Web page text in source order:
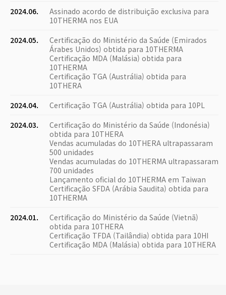
2024.06.
Assinado acordo de distribuição exclusiva para
10THERMA nos EUA
2024.05.
Certificação do Ministério da Saúde (Emirados
Árabes Unidos) obtida para 10THERMA
Certificação MDA (Malásia) obtida para
10THERMA
Certificação TGA (Austrália) obtida para
10THERA
2024.04.
Certificação TGA (Austrália) obtida para 10PL
2024.03.
Certificação do Ministério da Saúde (Indonésia)
obtida para 10THERA
Vendas acumuladas do 10THERA ultrapassaram
500 unidades
Vendas acumuladas do 10THERMA ultrapassaram
700 unidades
Lançamento oficial do 10THERMA em Taiwan
Certificação SFDA (Arábia Saudita) obtida para
10THERMA
2024.01.
Certificação do Ministério da Saúde (Vietnã)
obtida para 10THERA
Certificação TFDA (Tailândia) obtida para 10HI
Certificação MDA (Malásia) obtida para 10THERA